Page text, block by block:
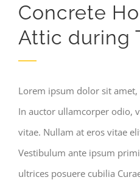
Concrete
Attic during
Lorem ipsum dolor sit
In auctor ullamcorper odio,
vitae. Nullam at eros vitae
Vestibulum ante ipsum
ultrices posuere cubilia